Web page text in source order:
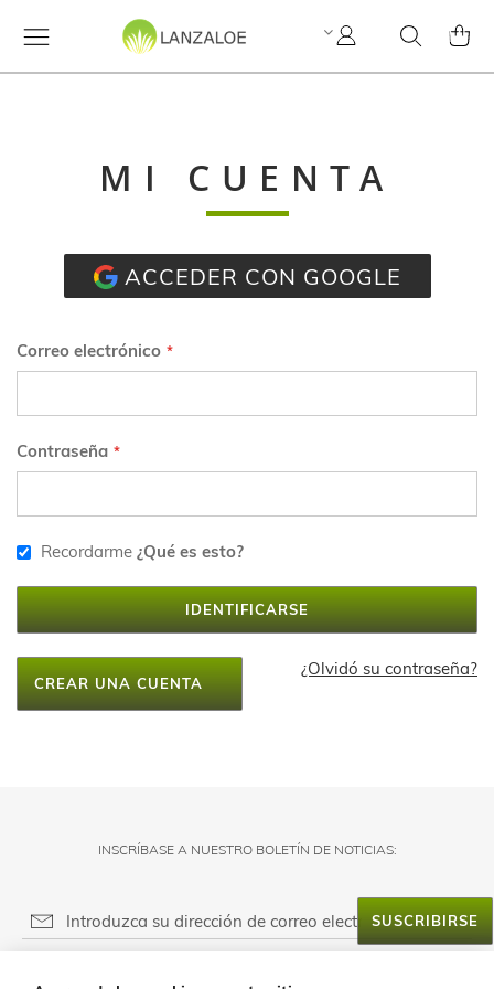
Search
Mi
cuenta
MI
MI CUENTA
ACCEDER CON GOOGLE
Correo electrónico
Contraseña
Recordarme ¿Qué es esto?
IDENTIFICARSE
¿Olvidó su contraseña?
CREAR UNA CUENTA
INSCRÍBASE A NUESTRO BOLETÍN DE NOTICIAS:
SUSCRIBIRSE